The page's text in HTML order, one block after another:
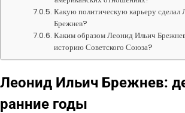
Какую политическую карьеру сделал
Брежнев?
Каким образом Леонид Ильич
историю Советского Союза?
Леонид Ильич Брежнев:
ранние годы